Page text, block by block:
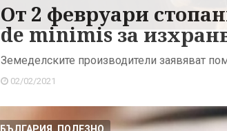
От 2 февруари
de minimis за
Земеделските производители заявяват
02/02/2021